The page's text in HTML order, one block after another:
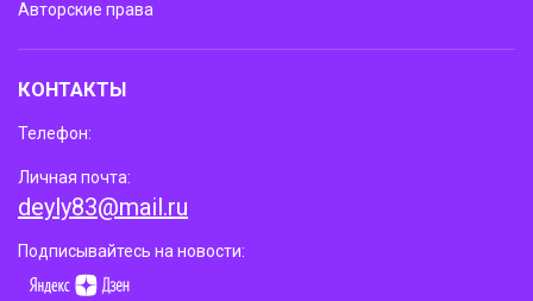
Авторские права
КОНТАКТЫ
Телефон:
Личная почта:
deyly83@mail.ru
Подписывайтесь на новости: